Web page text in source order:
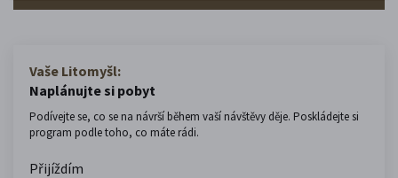
Vaše Litomyšl:
Naplánujte si pobyt
Podívejte se, co se na návrší během vaší návštěvy děje. Poskládejte si
program podle toho, co máte rádi.
Přijíždím